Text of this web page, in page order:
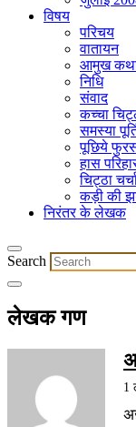
विषय
परिचय
वातायन
आमुख
निधि
संवाद
कच्चा
समस्या
पूछिये
हास
चिट्ठा
कड़ी की
निरंतर के लेखक
Search
लेखक गण
1